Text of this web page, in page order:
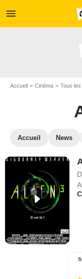
menu
Accueil Cinéma Tous les
Accueil News